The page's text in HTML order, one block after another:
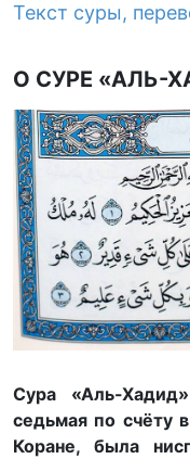
Текст суры,
О СУРЕ «АЛЬ-
Сура «Аль-
седьмая по счёту
Коране, была